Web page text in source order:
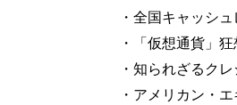
・全国キャッシ
・「仮想通貨」
・知られざるク
・アメリカン・